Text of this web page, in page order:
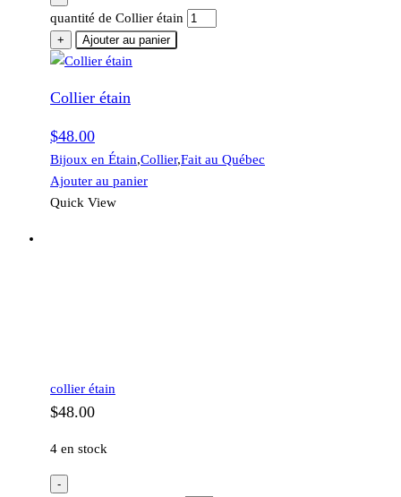
quantité de Collier étain
+ Ajouter au panier
Collier étain
$48.00
Bijoux en Étain,Collier,Fait au Québec
Ajouter au panier
Quick View
collier étain
$48.00
4 en stock
-